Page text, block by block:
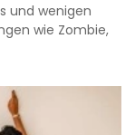
und wenigen
wie Zombie,